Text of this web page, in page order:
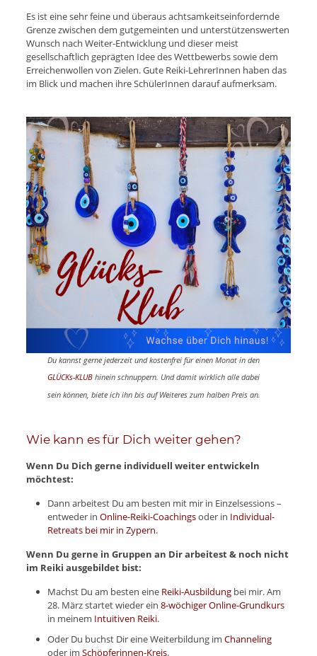
Es ist eine sehr feine und überaus achtsamkeitseinfordernde
Grenze zwischen dem gutgemeinten und unterstützenswerten
Wunsch nach Weiter-Entwicklung und dieser meist
gesellschaftlich geprägten Idee des Wettbewerbs sowie dem
Erreichenwollen von Zielen. Gute Reiki-LehrerInnen haben das
im Blick und machen ihre SchülerInnen darauf aufmerksam.
Du kannst gerne jederzeit und kostenfrei für einen Monat in den
GLÜCKs-KLUBhinein schnuppern. Und damit wirklich alle dabei
sein können, biete ich ihn bis auf Weiteres zum halben Preis an.
Wie kann es für Dich weiter gehen?
Wenn Du Dich gerne individuell weiter entwickeln
möchtest:
Dann arbeitest Du am besten mit mir in Einzelsessions –
entweder in Online-Reiki-Coachingsoder in Individual-
Retreats bei mir in Zypern.
Wenn Du gerne in Gruppen an Dir arbeitest & noch nicht
im Reiki ausgebildet bist:
Machst Du am besten eine Reiki-Ausbildungbei mir. Am
28. März startet wieder ein 8-wöchiger Online-Grundkurs
in meinem Intuitiven Reiki.
Oder Du buchst Dir eine Weiterbildung im Channeling
oder im Schöpferinnen-Kreis.